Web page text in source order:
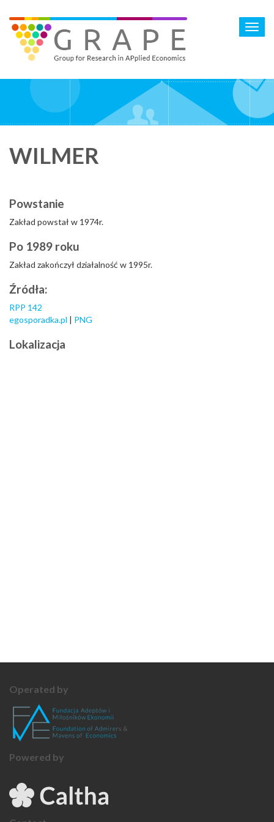
main
content
WILMER
Powstanie
Zakład powstał w 1974r.
Po 1989 roku
Zakład zakończył działalność w 1995r.
Źródła:
RPP 142
egosporadka.pl | PNG
Lokalizacja
Operated by
Powered by